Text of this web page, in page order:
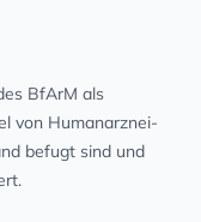
BfArM als
von Human­arz­nei­
befugt sind und